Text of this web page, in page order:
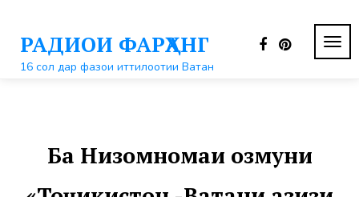
контентуРАДИОИ ФАРҲАНГ
16 сол дар фазои иттилоотии Ватан
Ба Низомномаи озмуни